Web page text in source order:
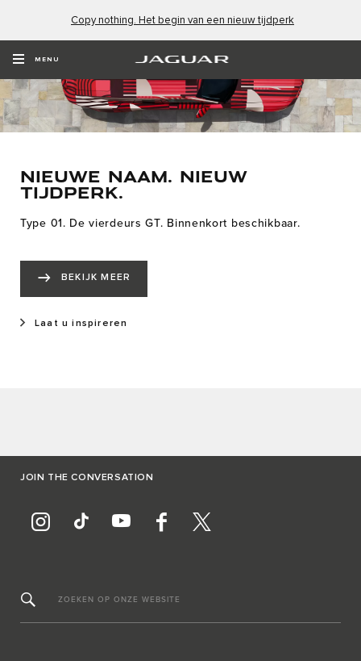
Copy nothing. Het begin van een nieuw tijdperk
MENU
NIEUWE NAAM. NIEUW
TIJDPERK.
Type 01. De vierdeurs GT. Binnenkort beschikbaar.
BEKIJK MEER
Laat u inspireren
JOIN THE CONVERSATION
ZOEKEN OP ONZE WEBSITE